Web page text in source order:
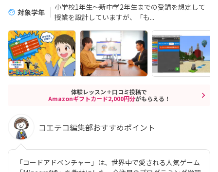
対象学年
小学校1年生～新中学2年生までの受講を想定して
授業を設計していますが、「も...
体験レッスン＋口コミ投稿で
Amazonギフトカード2,000円分がもらえる！
コエテコ編集部おすすめポイント
「コードアドベンチャー」は、世界中で愛される人気ゲーム